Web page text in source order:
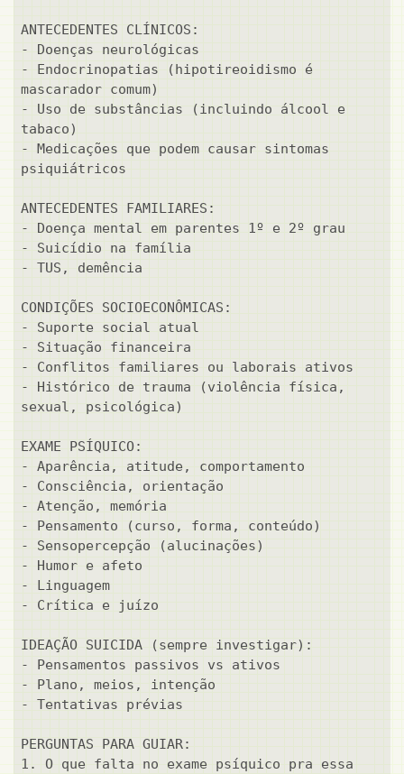
ANTECEDENTES CLÍNICOS:
- Doenças neurológicas
- Endocrinopatias (hipotireoidismo é
mascarador comum)
- Uso de substâncias (incluindo álcool e
tabaco)
- Medicações que podem causar sintomas
psiquiátricos
ANTECEDENTES FAMILIARES:
- Doença mental em parentes 1º e 2º grau
- Suicídio na família
- TUS, demência
CONDIÇÕES SOCIOECONÔMICAS:
- Suporte social atual
- Situação financeira
- Conflitos familiares ou laborais ativos
- Histórico de trauma (violência física,
sexual, psicológica)
EXAME PSÍQUICO:
- Aparência, atitude, comportamento
- Consciência, orientação
- Atenção, memória
- Pensamento (curso, forma, conteúdo)
- Sensopercepção (alucinações)
- Humor e afeto
- Linguagem
- Crítica e juízo
IDEAÇÃO SUICIDA (sempre investigar):
- Pensamentos passivos vs ativos
- Plano, meios, intenção
- Tentativas prévias
PERGUNTAS PARA GUIAR:
1. O que falta no exame psíquico pra essa